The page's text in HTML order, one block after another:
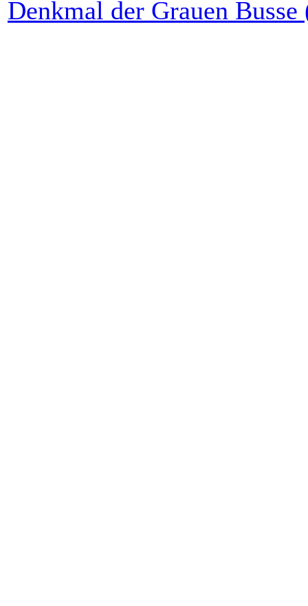
Denkmal der Grauen